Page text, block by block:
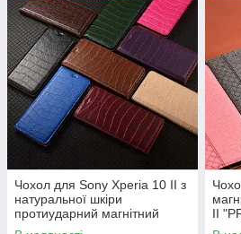
Чохол для Sony Xperia 10 II з
натуральної шкіри
протиударний магнітний
книжка з підставкою "LUXOR"
II